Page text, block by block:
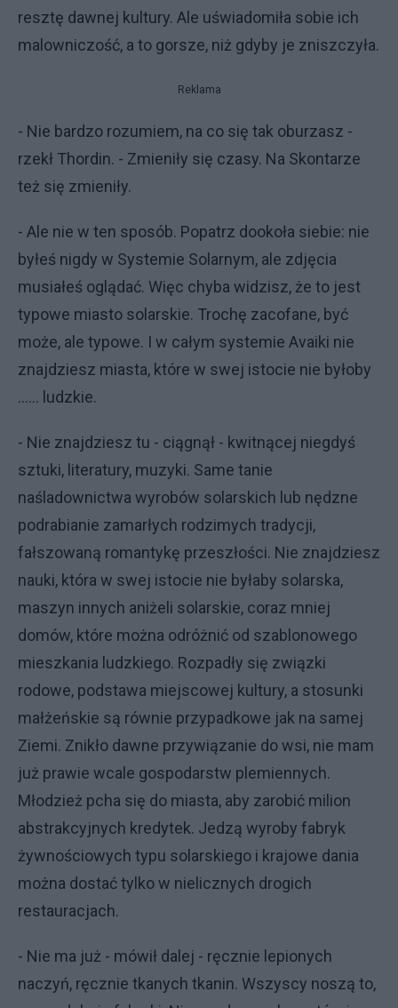
resztę dawnej kultury. Ale uświadomiła sobie ich
malowniczość, a to gorsze, niż gdyby je zniszczyła.
Reklama
- Nie bardzo rozumiem, na co się tak oburzasz -
rzekł Thordin. - Zmieniły się czasy. Na Skontarze
też się zmieniły.
- Ale nie w ten sposób. Popatrz dookoła siebie: nie
byłeś nigdy w Systemie Solarnym, ale zdjęcia
musiałeś oglądać. Więc chyba widzisz, że to jest
typowe miasto solarskie. Trochę zacofane, być
może, ale typowe. I w całym systemie Avaiki nie
znajdziesz miasta, które w swej istocie nie byłoby
...... ludzkie.
- Nie znajdziesz tu - ciągnął - kwitnącej niegdyś
sztuki, literatury, muzyki. Same tanie
naśladownictwa wyrobów solarskich lub nędzne
podrabianie zamarłych rodzimych tradycji,
fałszowaną romantykę przeszłości. Nie znajdziesz
nauki, która w swej istocie nie byłaby solarska,
maszyn innych aniżeli solarskie, coraz mniej
domów, które można odróżnić od szablonowego
mieszkania ludzkiego. Rozpadły się związki
rodowe, podstawa miejscowej kultury, a stosunki
małżeńskie są równie przypadkowe jak na samej
Ziemi. Znikło dawne przywiązanie do wsi, nie mam
już prawie wcale gospodarstw plemiennych.
Młodzież pcha się do miasta, aby zarobić milion
abstrakcyjnych kredytek. Jedzą wyroby fabryk
żywnościowych typu solarskiego i krajowe dania
można dostać tylko w nielicznych drogich
restauracjach.
- Nie ma już - mówił dalej - ręcznie lepionych
naczyń, ręcznie tkanych tkanin. Wszyscy noszą to,